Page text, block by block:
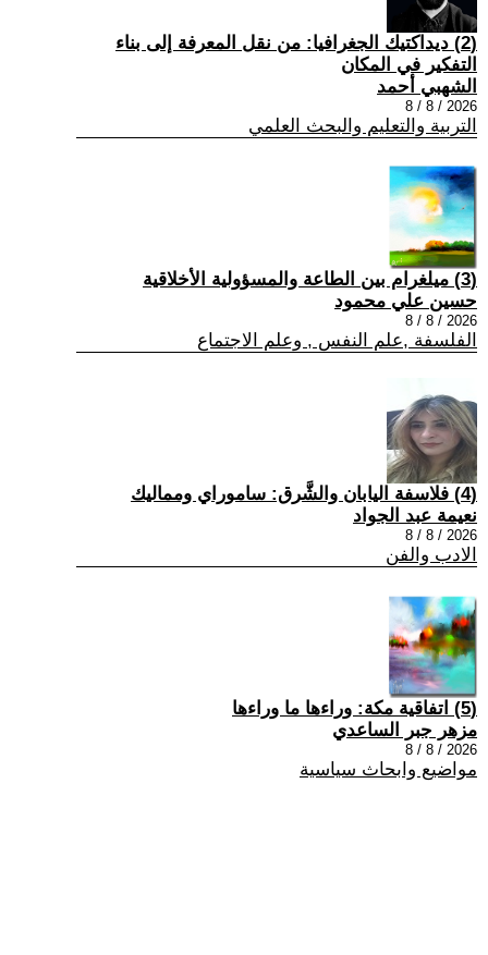
(2) ديداكتيك الجغرافيا: من نقل المعرفة إلى بناء
التفكير في المكان
الشهبي أحمد
2026 / 8 / 8
التربية والتعليم والبحث العلمي
(3) ميلغرام بين الطاعة والمسؤولية الأخلاقية
حسين علي محمود
2026 / 8 / 8
الفلسفة ,علم النفس , وعلم الاجتماع
(4) فلاسفة اليابان والشَّرق: ساموراي ومماليك
نعيمة عبد الجواد
2026 / 8 / 8
الادب والفن
(5) اتفاقية مكة: وراءها ما وراءها
مزهر جبر الساعدي
2026 / 8 / 8
مواضيع وابحاث سياسية